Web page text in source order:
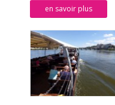
en savoir plus